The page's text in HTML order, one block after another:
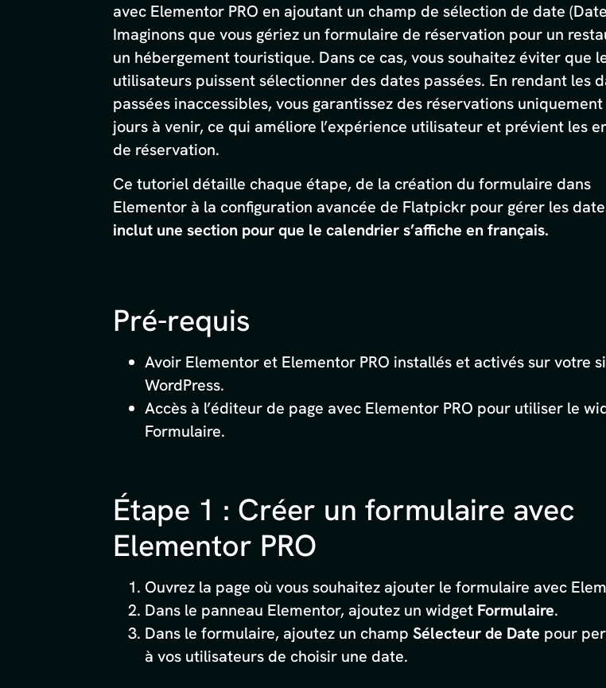
avec Elementor PRO en ajoutant un champ de sélection de date
Imaginons que vous gériez un formulaire de réservation pour un
un hébergement touristique. Dans ce cas, vous souhaitez éviter que
utilisateurs puissent sélectionner des dates passées. En rendant les
passées inaccessibles, vous garantissez des réservations
jours à venir, ce qui améliore l’expérience utilisateur et prévient les
de réservation.
Ce tutoriel détaille chaque étape, de la création du formulaire dans
Elementor à la configuration avancée de Flatpickr pour gérer les
inclut une section pour que le calendrier s’affiche en français.
Pré-requis
Avoir Elementor et Elementor PRO installés et activés sur votre
WordPress.
Accès à l’éditeur de page avec Elementor PRO pour utiliser le
Formulaire.
Étape 1 : Créer un formulaire avec
Elementor PRO
Ouvrez la page où vous souhaitez ajouter le formulaire avec
Dans le panneau Elementor, ajoutez un widget Formulaire.
Dans le formulaire, ajoutez un champSélecteur de Date pour
à vos utilisateurs de choisir une date.